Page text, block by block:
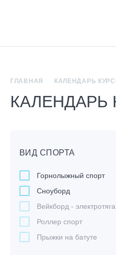
ГЛАВНАЯ КАЛЕНДАРЬ
КАЛЕНДАРЬ
ВИД СПОРТА
Горнолыжный спорт
Сноуборд
Вейкборд - электротяга
Роллер спорт
Прыжки на батуте